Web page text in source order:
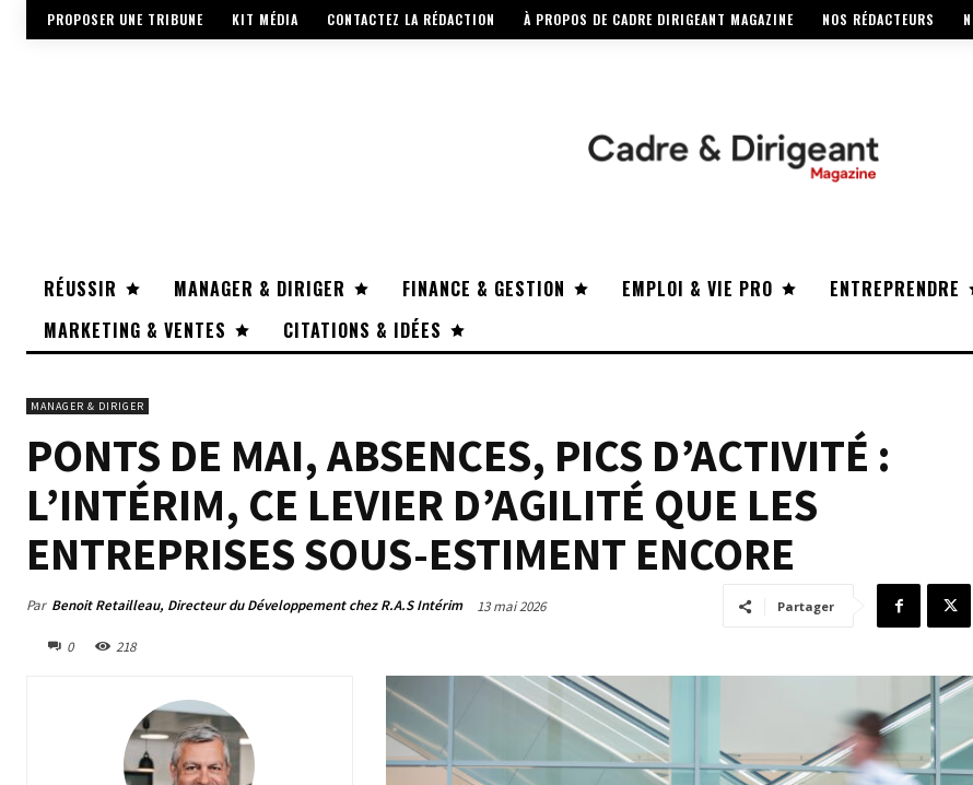
PROPOSER UNE TRIBUNE KIT MÉDIA CONTACTEZ LA RÉDACTION À PROPOS DE CADRE DIRIGEANT MAGAZINE NOS RÉDACTEURS
RÉUSSIR MANAGER & DIRIGER FINANCE & GESTION EMPLOI & VIE PRO ENTREPRENDRE
MARKETING & VENTES
CITATIONS & IDÉES
MANAGER & DIRIGER
PONTS DE MAI, ABSENCES, PICS D’ACTIVITÉ :
L’INTÉRIM, CE LEVIER D’AGILITÉ QUE LES
ENTREPRISES SOUS-ESTIMENT ENCORE
Par Benoit Retailleau, Directeur du Développement chez R.A.S Intérim 13 mai 2026
0 218
Partager